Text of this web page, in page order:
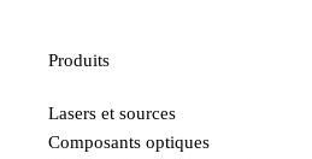
Produits
Lasers et sources
Composants optiques